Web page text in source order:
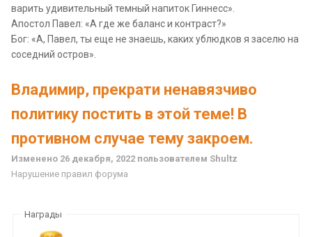
варить удивительный темный напиток Гиннесс».
Апостол Павел: «А где же баланс и контраст?»
Бог: «А, Павел, ты еще не знаешь, каких ублюдков я заселю на
соседний остров».
Владимир, прекрати ненавязчиво
политику постить в этой теме! В
противном случае тему закроем.
Изменено 26 декабря, 2022 пользователем Shultz
Нарушение правил форума
Награды